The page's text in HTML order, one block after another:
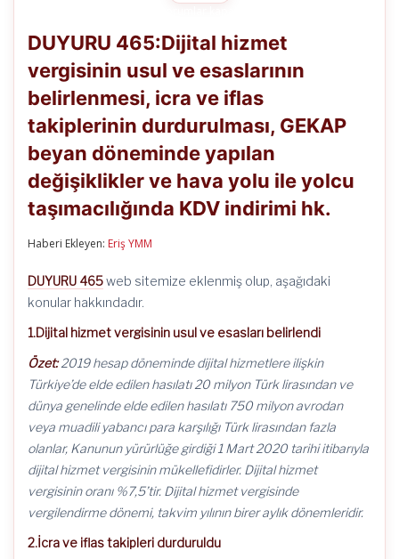
hizmet
vergisinin
usul
esaslarının
belirlenmesi,
icra
ve
iflas
takiplerinin
durdurulması,
GEKAP
ve
ile
taşımacılığında
indirimi
hk.
için
DUYURU 465:Dijital hizmet
vergisinin usul ve esaslarının
belirlenmesi, icra ve iflas
takiplerinin durdurulması, GEKAP
beyan döneminde yapılan
değişiklikler ve hava yolu ile yolcu
taşımacılığında KDV indirimi hk.
Haberi Ekleyen: Eriş YMM
DUYURU 465web sitemize eklenmiş olup, aşağıdaki
konular hakkındadır.
1.Dijital hizmet vergisinin usul ve esasları belirlendi
Özet:2019 hesap döneminde dijital hizmetlere ilişkin
Türkiye’de elde edilen hasılatı 20 milyon Türk lirasından ve
dünya genelinde elde edilen hasılatı 750 milyon avrodan
veya muadili yabancı para karşılığı Türk lirasından fazla
olanlar, Kanunun yürürlüğe girdiği 1 Mart 2020 tarihi itibarıyla
dijital hizmet vergisinin mükellefidirler. Dijital hizmet
vergisinin oranı %7,5’tir. Dijital hizmet vergisinde
vergilendirme dönemi, takvim yılının birer aylık dönemleridir.
2.İcra ve iflas takipleri durduruldu